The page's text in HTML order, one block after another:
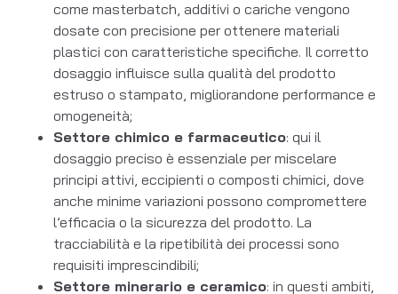
come masterbatch, additivi o cariche vengono
dosate con precisione per ottenere materiali
plastici con caratteristiche specifiche. Il corretto
dosaggio influisce sulla qualità del prodotto
estruso o stampato, migliorandone performance e
omogeneità;
Settore chimico e farmaceutico: qui il
dosaggio preciso è essenziale per miscelare
principi attivi, eccipienti o composti chimici, dove
anche minime variazioni possono compromettere
l’efficacia o la sicurezza del prodotto. La
tracciabilità e la ripetibilità dei processi sono
requisiti imprescindibili;
Settore minerario e ceramico: in questi ambiti,